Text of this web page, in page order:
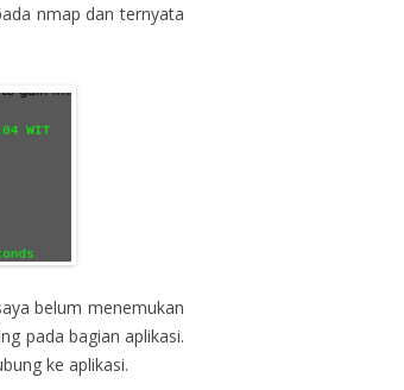
nmap dan ternyata
belum menemukan
pada bagian aplikasi.
ke aplikasi.